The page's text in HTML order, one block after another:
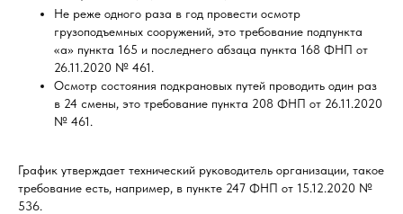
Не реже одного раза в год провести осмотр
грузоподъемных сооружений, это требование подпункта
«а» пункта 165 и последнего абзаца пункта 168 ФНП от
26.11.2020 № 461.
Осмотр состояния подкрановых путей проводить один раз
в 24 смены, это требование пункта 208 ФНП от 26.11.2020
№ 461.
График утверждает технический руководитель организации, такое
требование есть, например, в пункте 247 ФНП от 15.12.2020 №
536.